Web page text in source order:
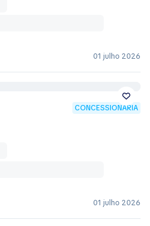
01 julho 2026
CONCESSIONÁRIA
01 julho 2026